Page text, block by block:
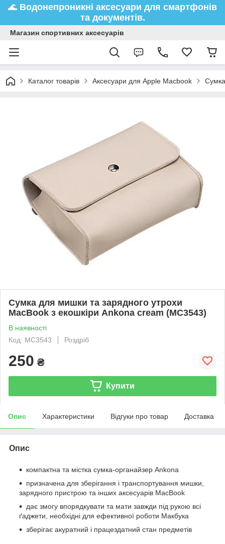
🌊 Водонепроникні аксесуари для смартфонів
та документів.
Магазин спортивних аксесуарів
Каталог товарів Аксесуари для Apple Macbook
Сумка для мишки та зарядного утрохи
MacBook з екошкіри Ankona cream (MC3543)
В наявності
Код: MC3543
Роздріб
250 ₴
Купити
Опис Характеристики Відгуки про товар Доставка
Опис
компактна та містка сумка-органайзер Ankona
призначена для зберігання і транспортування мишки,
зарядного пристрою та інших аксесуарів MacBook
дає змогу впорядкувати та мати завжди під рукою всі
ґаджети, необхідні для ефективної роботи Макбука
зберігає акуратний і працездатний стан предметів